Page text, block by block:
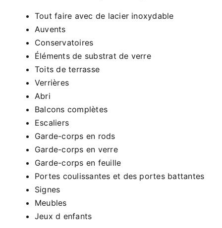
Tout faire avec de lacier inoxydable
Auvents
Conservatoires
Éléments de substrat de verre
Toits de terrasse
Verrières
Abri
Balcons complètes
Escaliers
Garde-corps en rods
Garde-corps en verre
Garde-corps en feuille
Portes coulissantes et des portes battantes
Signes
Meubles
Jeux d enfants